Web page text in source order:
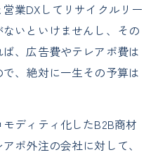
業DXしてリサイクルリー
いといけませんし、その
、広告費やテレアポ費は
、絶対に一生その予算は
ディティ化したB2B商材
ポ外注の会社に対して、